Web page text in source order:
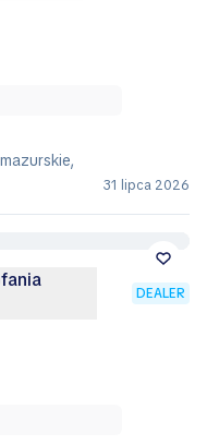
31 lipca 2026
DEALER